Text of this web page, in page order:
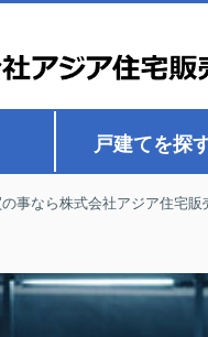
戸建てを探
事なら株式会社アジア住宅販